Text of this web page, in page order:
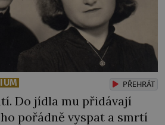
PŘEHRÁT
Do jídla mu přidávají
pořádně vyspat a smrtí